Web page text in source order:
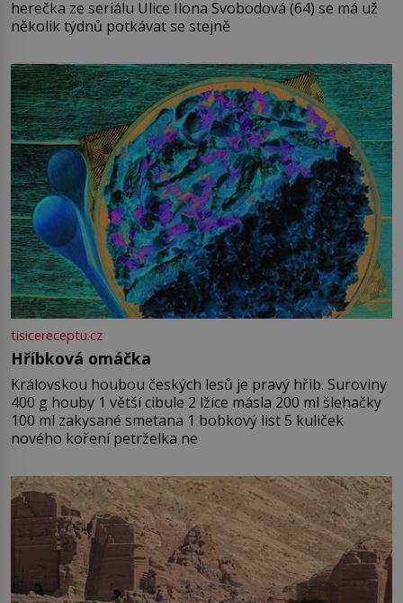
herečka ze seriálu Ulice Ilona Svobodová (64) se má už
několik týdnů potkávat se stejně
tisicereceptu.cz
Hříbková omáčka
Královskou houbou českých lesů je pravý hřib. Suroviny
400 g houby 1 větší cibule 2 lžíce másla 200 ml šlehačky
100 ml zakysané smetana 1 bobkový list 5 kuliček
nového koření petrželka ne